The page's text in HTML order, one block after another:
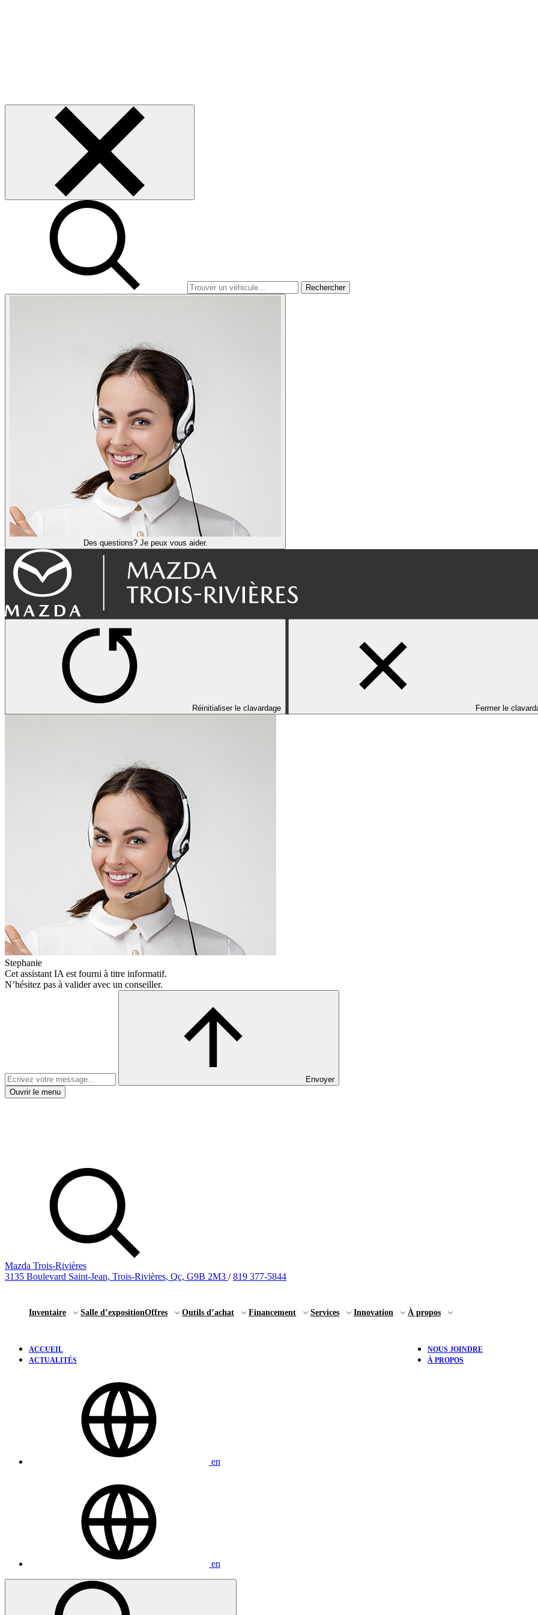
Rechercher
Des questions? Je peux vous aider.
Réinitialiser le clavardage Fermer le
Stephanie
Cet assistant IA est fourni à titre informatif.
N’hésitez pas à valider avec un conseiller.
Envoyer
Ouvrir le menu
Mazda Trois-Rivières
3135 Boulevard Saint-Jean, Trois-Rivières, Qc, G9B 2M3 / 819 377-5844
Inventaire Salle d’expositionOffres Outils d’achat Financement Services Innovation À propos
ACCUEIL
NOUS JOINDRE
ACTUALITÉS
À PROPOS
en
en